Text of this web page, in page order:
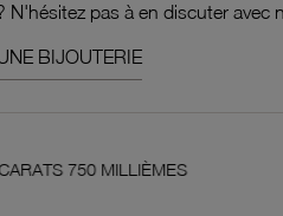
N'hésitez pas à en discuter avec
BIJOUTERIE
ENGAGEMENTS